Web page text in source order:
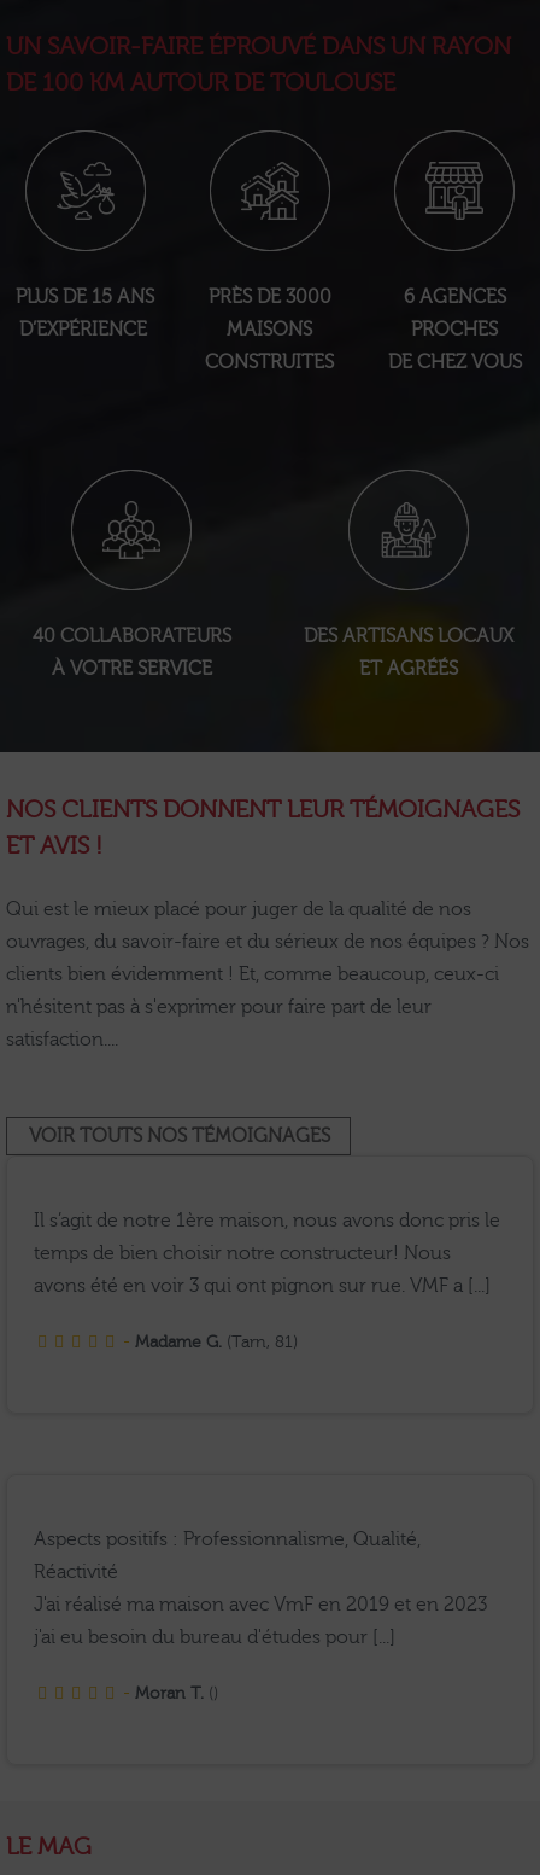
UN SAVOIR-FAIRE ÉPROUVÉ DANS UN RAYON
DE 100 KM AUTOUR DE TOULOUSE
PLUS DE 15 ANS
D’EXPÉRIENCE
PRÈS DE 3000
MAISONS
CONSTRUITES
6 AGENCES
PROCHES
DE CHEZ VOUS
40 COLLABORATEURS
À VOTRE SERVICE
DES ARTISANS LOCAUX
ET AGRÉÉS
NOS CLIENTS DONNENT LEUR TÉMOIGNAGES
ET AVIS !
Qui est le mieux placé pour juger de la qualité de nos
ouvrages, du savoir-faire et du sérieux de nos équipes ? Nos
clients bien évidemment ! Et, comme beaucoup, ceux-ci
n'hésitent pas à s'exprimer pour faire part de leur
satisfaction....
VOIR TOUTS NOS TÉMOIGNAGES
Il s’agit de notre 1ère maison, nous avons donc pris le
temps de bien choisir notre constructeur! Nous
avons été en voir 3 qui ont pignon sur rue. VMF a [...]
- Madame G. (Tarn, 81)
Aspects positifs : Professionnalisme, Qualité,
Réactivité
J'ai réalisé ma maison avec VmF en 2019 et en 2023
j'ai eu besoin du bureau d'études pour [...]
- Moran T. ()
LE MAG